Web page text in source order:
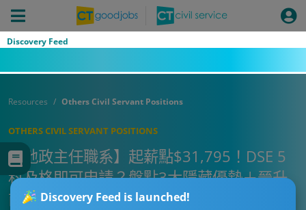
Discovery Feed
Discovery Feed is launched!
Resources Others Civil Servant Positions
OTHERS CIVIL SERVANT POSITIONS
【地政主任職系】起薪點$31,795！DSE 5
科及格即可申請？盤點3大隱藏優勢＋晉升
前景＋面試貼士！